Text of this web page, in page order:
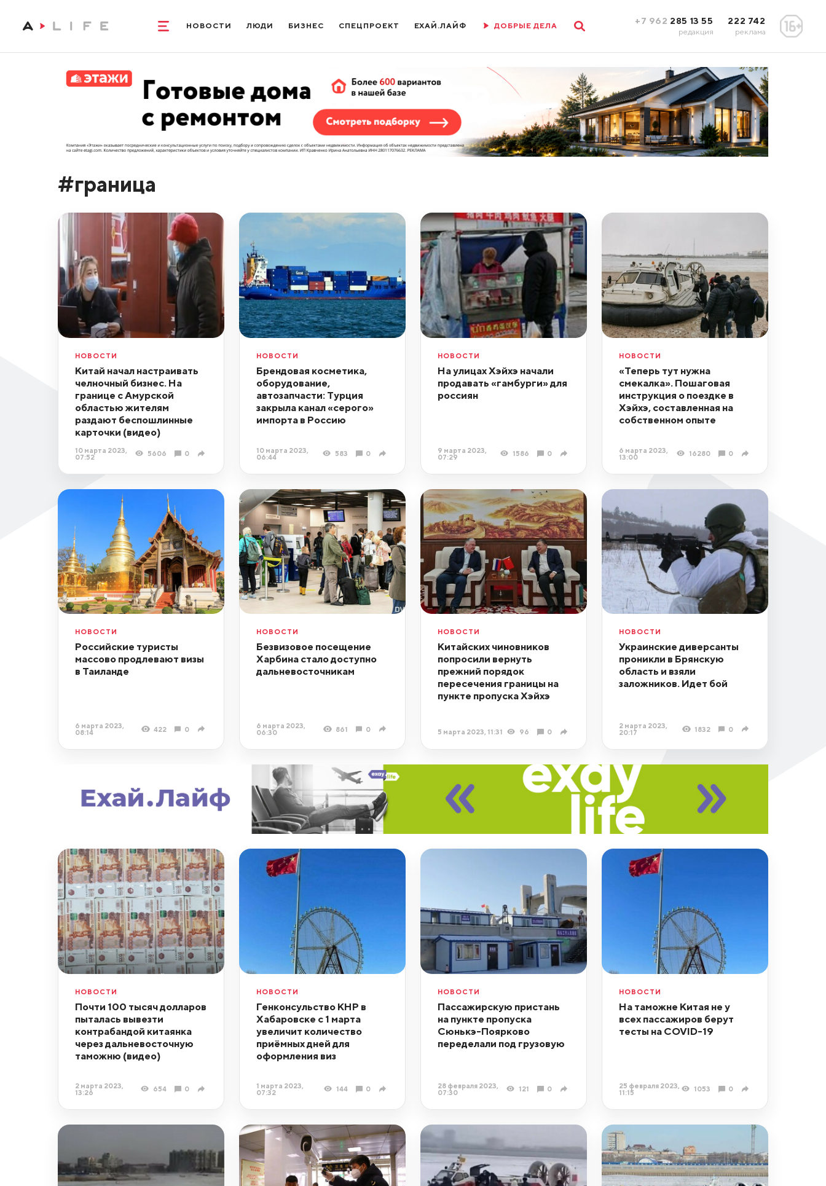
НОВОСТИ ЛЮДИ БИЗНЕС СПЕЦПРОЕКТ ЕХАЙ.ЛАЙФ ДОБРЫЕ ДЕЛА +7 962 285 13 55
редакция
222 742
реклама
#граница
НОВОСТИ
Китай начал настраивать
челночный бизнес. На
границе с Амурской
областью жителям
раздают беспошлинные
карточки (видео)
10 марта 2023,
07:52
5606 0
НОВОСТИ
Брендовая косметика,
оборудование,
автозапчасти: Турция
закрыла канал «серого»
импорта в Россию
10 марта 2023,
06:44
583 0
НОВОСТИ
На улицах Хэйхэ начали
продавать «гамбурги» для
россиян
9 марта 2023,
07:29
1586 0
НОВОСТИ
«Теперь тут нужна
смекалка». Пошаговая
инструкция о поездке в
Хэйхэ, составленная на
собственном опыте
6 марта 2023,
13:00
16280 0
НОВОСТИ
Российские туристы
массово продлевают визы
в Таиланде
6 марта 2023,
08:14
422 0
НОВОСТИ
Безвизовое посещение
Харбина стало доступно
дальневосточникам
6 марта 2023,
06:30
861 0
НОВОСТИ
Китайских чиновников
попросили вернуть
прежний порядок
пересечения границы на
пункте пропуска Хэйхэ
5 марта 2023, 11:31 96 0
НОВОСТИ
Украинские диверсанты
проникли в Брянскую
область и взяли
заложников. Идет бой
2 марта 2023,
20:17
1832 0
НОВОСТИ
Почти 100 тысяч долларов
пыталась вывезти
контрабандой китаянка
через дальневосточную
таможню (видео)
2 марта 2023,
13:26
654 0
НОВОСТИ
Генконсульство КНР в
Хабаровске с 1 марта
увеличит количество
приёмных дней для
оформления виз
1 марта 2023,
07:32
144 0
НОВОСТИ
Пассажирскую пристань
на пункте пропуска
Сюнькэ-Поярково
переделали под грузовую
28 февраля 2023,
07:30
121 0
НОВОСТИ
На таможне Китая не у
всех пассажиров берут
тесты на COVID-19
25 февраля 2023,
11:15
1053 0